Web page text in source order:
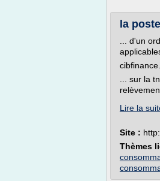
la
... d'un
... sur la
Lire la
Site :
Thèmes